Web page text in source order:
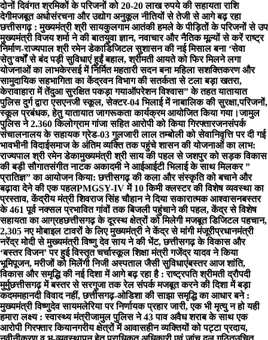
दोनों दिवंगत श्रमिकों के परिजनों को 20-20 लाख रुपये की सहायता राशि
देगीमजबूत अधोसंरचना और उद्योग अनुकूल नीतियों से तेजी से आगे बढ़ रहा
छत्तीसगढ़ : मुख्यमंत्री श्री सायकुलगाम आतंकी हमले के पीड़ितों के परिजनों से उप
मुख्यमंत्री विजय शर्मा ने की बातयुवा ज्ञान, नवाचार और नैतिक मूल्यों से करें राष्ट्र
निर्माण-राज्यपाल श्री रमेन डेका​डिजिटल सुशासन की नई मिसाल बना ‘सेवा
सेतु’वर्षों से बंद पड़ी सुविधाएं हुईं बहाल, श्रीमती आयते को फिर मिलने लगा
योजनाओं का लाभकेरसई में निर्मित महतारी सदन बना महिला सशक्तिकरण और
सामुदायिक सहभागिता का केंद्रवन विभाग की सतर्कता से टला बड़ा खतरा,
केरावाहारा में तेंदुआ सुरक्षित पकड़ा गयाऑपरेशन विश्वास” के तहत यातायात
पुलिस दुर्ग द्वारा एसएनजी स्कूल, सेक्टर-04 भिलाई में नाबालिक की सुरक्षा,परिजनों,
स्कूल प्रबंधक, हेतु यातायात जागरूकता कार्यक्रम आयोजित किया गया।जामुल
पुलिस ने 2.360 किलोग्राम गांजा सहित आरोपी को किया गिरफ्तारजनसंपर्क
संचालनालय के सहायक ग्रेड-03 गुलजारी लाल तम्बोली को सेवानिवृत्ति पर दी गई
भावभीनी विदाईसमाज के अंतिम व्यक्ति तक पहुंचे शासन की योजनाओं का लाभ:
राज्यपाल श्री रमेन डेकामुख्यमंत्री श्री साय की पहल से जशपुर को सड़क विकास
की बड़ी सौगातसंगीत नाटक अकादमी ने आईआईटी भिलाई के साथ मिलकर ”
प्रातिज्ञ” का आयोजन किया: छत्तीसगढ़ की कला और संस्कृति को बचाने और
बढ़ावा देने की एक पहलPMGSY-IV में 10 किमी क्लस्टर की विशेष व्यवस्था का
प्रस्ताव, केंद्रीय मंत्री शिवराज सिंह चौहान ने दिया सकारात्मक आश्वासनबस्तर
के 461 पूर्व नक्सल प्रभावित गांवों तक बिजली पहुंचाने की पहल, केंद्र से विशेष
सहायता का आग्रहछत्तीसगढ़ के दूरस्थ क्षेत्रों को मिलेगी मजबूत डिजिटल पहचान,
2,305 नए मोबाइल टावरों के लिए मुख्यमंत्री ने केंद्र से मांगी मंजूरीप्रधानमंत्री
नरेंद्र मोदी से मुख्यमंत्री विष्णु देव साय ने की भेंट, छत्तीसगढ़ के विकास और
‘बस्तर विजन’ पर हुई विस्तृत चर्चास्कूल शिक्षा मंत्री गजेंद्र यादव ने किया
भूमिपूजन, मरीजों को मिलेंगी निजी अस्पताल जैसी सुविधाएंबस्तर आज शांति,
विकास और समृद्धि की नई दिशा में आगे बढ़ रहा है : राष्ट्रपति श्रीमती द्रौपदी
मुर्मुछत्तीसगढ़ में बस्तर से सरगुजा तक रेल संपर्क मजबूत करने की दिशा में बड़ा
कदममहानदी विवाद नहीं, छत्तीसगढ़-ओडिशा की साझा समृद्धि का आधार बने :
मुख्यमंत्री विष्णुदेव सायमलेरिया पर निर्णायक प्रहार जारी, एक भी मृत्यु न हो यही
हमारा लक्ष्य : स्वास्थ्य मंत्रीजामुल पुलिस ने 43 पाव अवैध शराब के साथ एक
आरोपी गिरफ्तार कियानगरीय क्षेत्रों में आवासहीन व्यक्तियों को पट्टा प्रदाय,